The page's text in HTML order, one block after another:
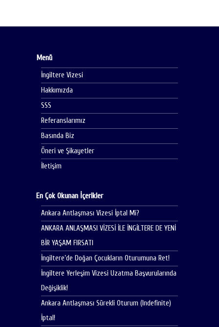
Menü
İngiltere Vizesi
Hakkımızda
SSS
Referanslarımız
Basında Biz
Öneri ve Şikayetler
İletişim
En Çok Okunan İçerikler
Ankara Antlaşması Vizesi İptal Mi?
ANKARA ANLAŞMASI VİZESİ İLE İNGİLTERE DE YENİ
BİR YAŞAM FIRSATI
İngiltere’de Doğan Çocukların Oturumuna Ret!
İngiltere Yerleşim Vizesi Uzatma Başvurularında
Değişiklik!
Ankara Antlaşması Sürekli Oturum (Indefinite)
İptal!